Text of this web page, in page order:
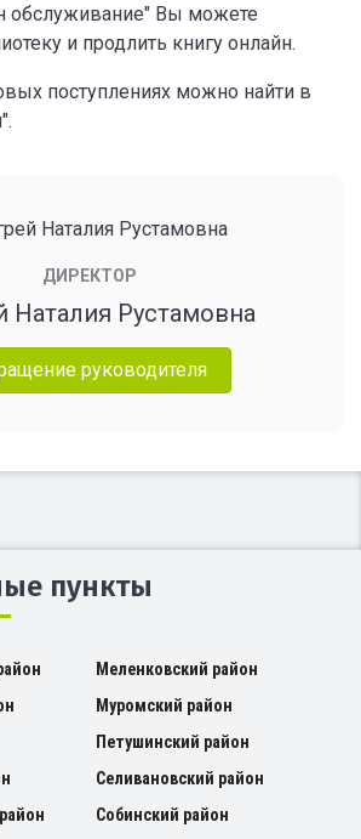
обслуживание" Вы можете
и продлить книгу онлайн.
поступлениях можно найти в
ДИРЕКТОР
Наталия Рустамовна
руководителя
пункты
Меленковский район
Муромский район
Петушинский район
Селивановский район
Собинский район